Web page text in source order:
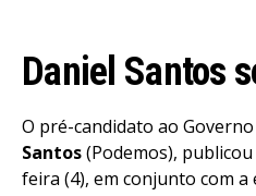
Daniel Santos
O pré-candidato ao
Santos(Podemos),
feira (4), em conjunto com a